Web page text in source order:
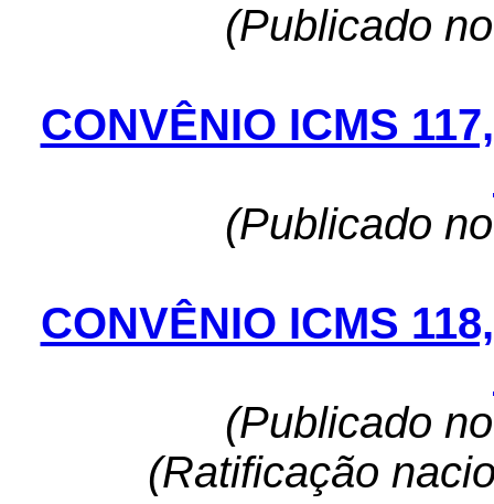
(Publicado
CONVÊNIO ICMS
(Publicado
CONVÊNIO ICMS
(Publicado
(Ratificação